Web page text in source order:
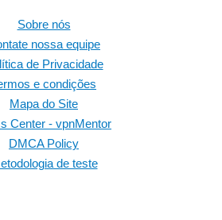
Sobre nós
nossa equipe
de Privacidade
e condições
Mapa do Site
Center - vpnMentor
DMCA Policy
de teste